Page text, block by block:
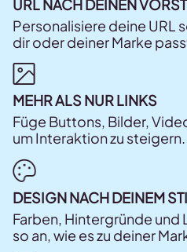
URL NACH DEINEN
Personalisiere deine URL
dir oder deiner Marke
MEHR ALS NUR LINKS
Füge Buttons, Bilder,
um Interaktion zu steigern.
DESIGN NACH DEINEM
Farben, Hintergründe und
so an, wie es zu deiner